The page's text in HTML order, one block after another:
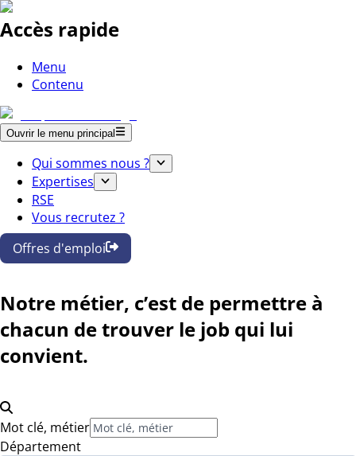
Accès rapide
Menu
Contenu
Ouvrir le menu principal
Qui sommes nous ?
Expertises
RSE
Vous recrutez ?
Offres d'emploi
Notre métier, c’est de permettre à
chacun de trouver le job qui lui
convient.
Mot clé, métier
Département